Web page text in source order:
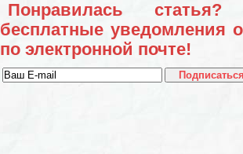
Понравилась
бесплатные уведомления
по электронной почте!